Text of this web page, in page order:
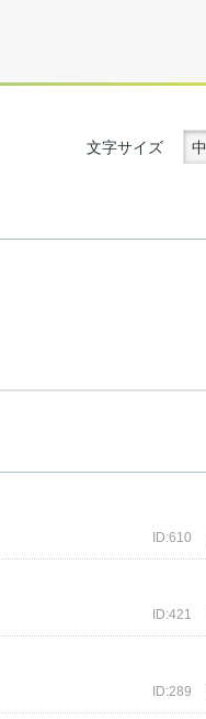
文字サイズ 中
ID:610
ID:421
ID:289